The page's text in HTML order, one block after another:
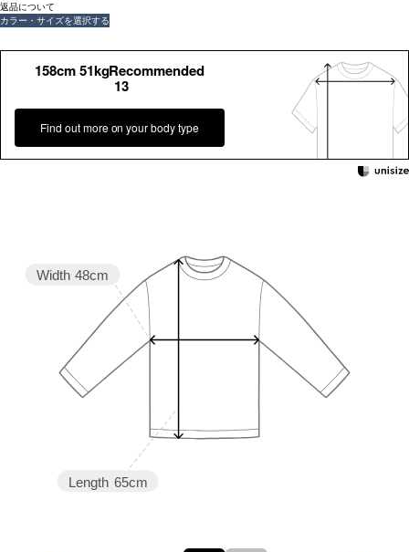
返品について
カラー・サイズを選択する
158cm 51kgRecommended
13
Find out more on your body type
Length 65cm
Width 48cm